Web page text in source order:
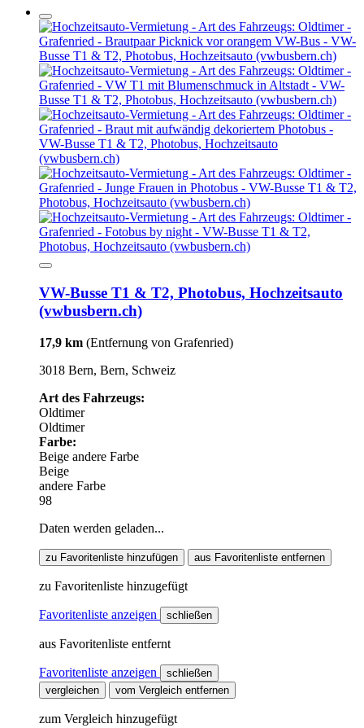
VW-Busse T1 & T2, Photobus, Hochzeitsauto
(vwbusbern.ch)
17,9 km (Entfernung von Grafenried)
3018 Bern, Bern, Schweiz
Art des Fahrzeugs:
Oldtimer
Oldtimer
Farbe:
Beige andere Farbe
Beige
andere Farbe
98
Daten werden geladen...
zu Favoritenliste hinzufügen aus Favoritenliste entfernen
zu Favoritenliste hinzugefügt
Favoritenliste anzeigen schließen
aus Favoritenliste entfernt
Favoritenliste anzeigen
schließen
vergleichen
vom Vergleich entfernen
zum Vergleich hinzugefügt